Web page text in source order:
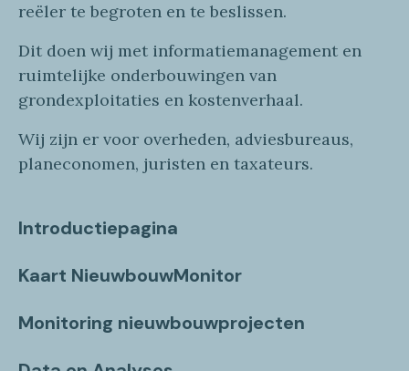
reëler te begroten en te beslissen.
Dit doen wij met informatiemanagement en
ruimtelijke onderbouwingen van
grondexploitaties en kostenverhaal.
Wij zijn er voor overheden, adviesbureaus,
planeconomen, juristen en taxateurs.
Introductiepagina
Kaart NieuwbouwMonitor
Monitoring nieuwbouwprojecten